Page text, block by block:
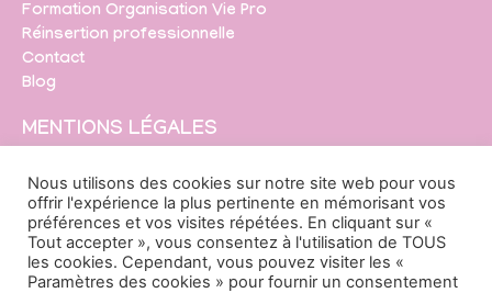
Formation Organisation Vie Pro
Réinsertion professionnelle
Contact
Blog
MENTIONS LÉGALES
Mentions légales
RÉSEAUX
SOCIAUX
Nous utilisons des cookies sur notre site web pour vous
offrir l'expérience la plus pertinente en mémorisant vos
préférences et vos visites répétées. En cliquant sur «
Tout accepter », vous consentez à l'utilisation de TOUS
les cookies. Cependant, vous pouvez visiter les «
Paramètres des cookies » pour fournir un consentement